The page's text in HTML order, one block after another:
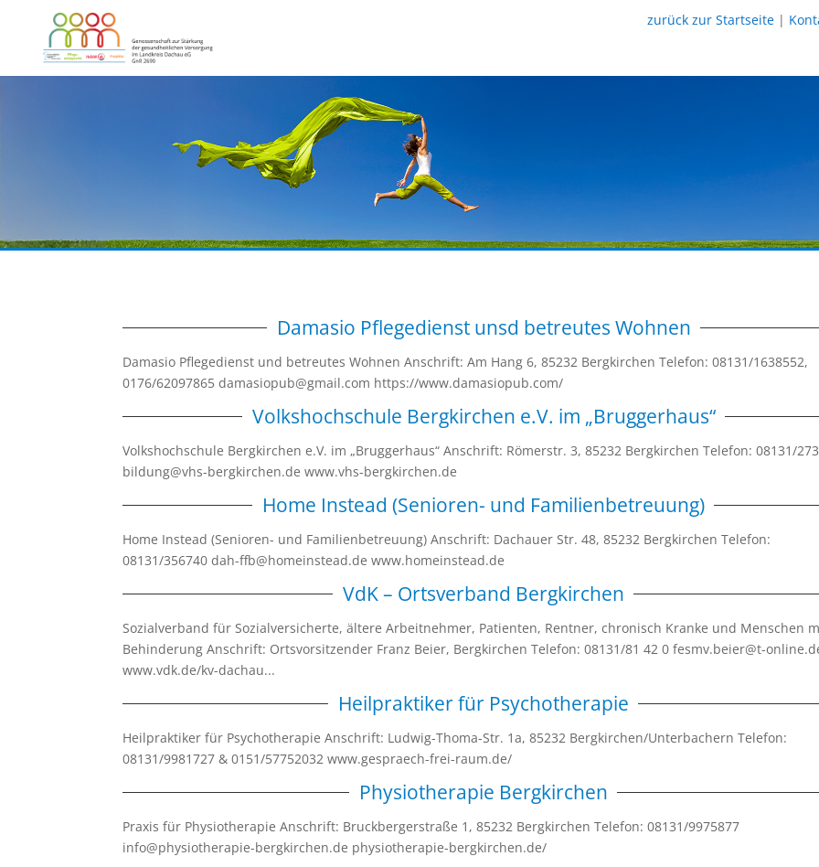
zurück zur Startseite |
Damasio Pflegedienst unsd betreutes Wohnen
Damasio Pflegedienst und betreutes Wohnen Anschrift: Am Hang 6, 85232 Bergkirchen Telefon: 08131/1638552,
0176/62097865 damasiopub@gmail.com https://www.damasiopub.com/
Volkshochschule Bergkirchen e.V. im „Bruggerhaus“
Volkshochschule Bergkirchen e.V. im „Bruggerhaus“ Anschrift: Römerstr. 3, 85232 Bergkirchen Telefon: 08131/
bildung@vhs-bergkirchen.de www.vhs-bergkirchen.de
Home Instead (Senioren- und Familienbetreuung)
Home Instead (Senioren- und Familienbetreuung) Anschrift: Dachauer Str. 48, 85232 Bergkirchen Telefon:
08131/356740 dah-ffb@homeinstead.de www.homeinstead.de
VdK – Ortsverband Bergkirchen
Sozialverband für Sozialversicherte, ältere Arbeitnehmer, Patienten, Rentner, chronisch Kranke und Menschen
Behinderung Anschrift: Ortsvorsitzender Franz Beier, Bergkirchen Telefon: 08131/81 42 0 fesmv.beier@t-
www.vdk.de/kv-dachau...
Heilpraktiker für Psychotherapie
Heilpraktiker für Psychotherapie Anschrift: Ludwig-Thoma-Str. 1a, 85232 Bergkirchen/Unterbachern Telefon:
08131/9981727 & 0151/57752032 www.gespraech-frei-raum.de/
Physiotherapie Bergkirchen
Praxis für Physiotherapie Anschrift: Bruckbergerstraße 1, 85232 Bergkirchen Telefon: 08131/9975877
info@physiotherapie-bergkirchen.de physiotherapie-bergkirchen.de/